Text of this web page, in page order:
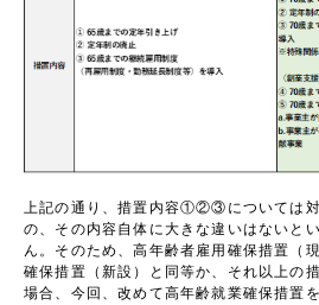
上記の通り、措置内容①②③については
の、その内容自体に大きな違いはないと
ん。そのため、高年齢者雇用確保措置（
確保措置（新設）と同等か、それ以上の
場合、今回、改めて高年齢就業確保措置